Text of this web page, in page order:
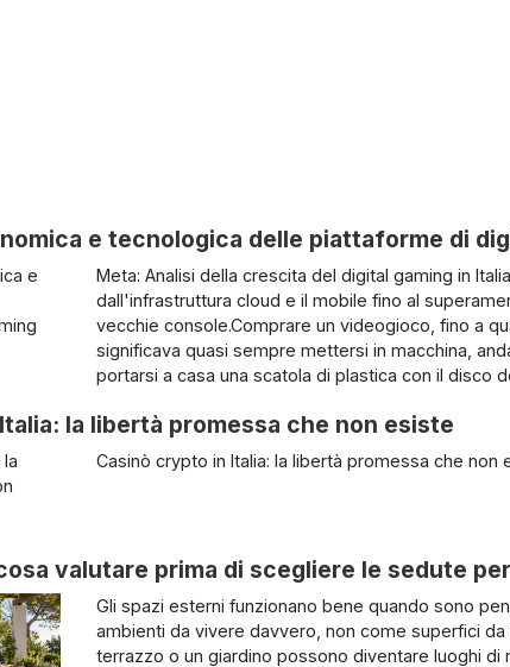
e tecnologica delle piattaforme di
Meta: Analisi della crescita del digital gaming in
dall'infrastruttura cloud e il mobile fino al
vecchie console.Comprare un videogioco, fino a
significava quasi sempre mettersi in macchina,
portarsi a casa una scatola di plastica con il disco
la libertà promessa che non esiste
Casinò crypto in Italia: la libertà promessa che non
valutare prima di scegliere le sedute
Gli spazi esterni funzionano bene quando sono
ambienti da vivere davvero, non come superfici da
terrazzo o un giardino possono diventare luoghi di